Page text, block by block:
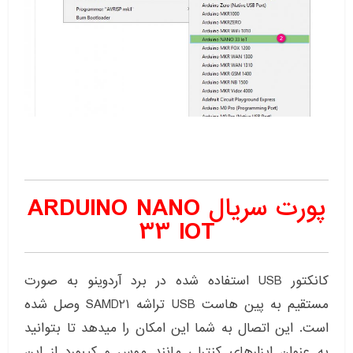
پورت سریال ARDUINO NANO
33 IOT
کانکتور USB استفاده شده در برد آردوینو به صورت
مستقیم به پین هاست USB تراشه SAMD21 وصل شده
است. این اتصال به شما این امکان را میدهد تا بتوانید